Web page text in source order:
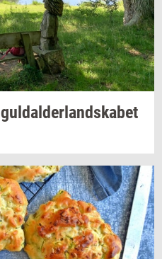
gul­dal­der­land­ska­bet